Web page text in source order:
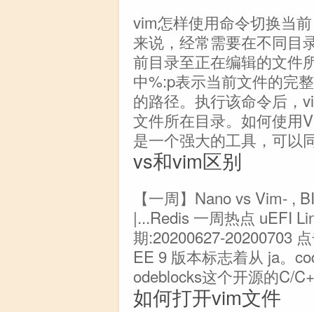
vim怎样使用命令切换当
来说，经常需要在不同目
前目录至正在编辑的文件
中%:p表示当前文件的完
的路径。执行该命令后，
文件所在目录。如何使用
是一个强大的工具，可以
vs和vim区别
【一周】Nano vs Vim- ,
|...Redis 一周热点 uEFI
期:20200627-20200703
EE 9 版本标志着从 ja。
odeblocks这个开源的C/
如何打开vim文件